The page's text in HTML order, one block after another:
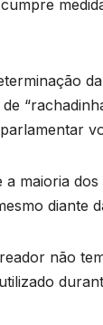
maioria
diante
não